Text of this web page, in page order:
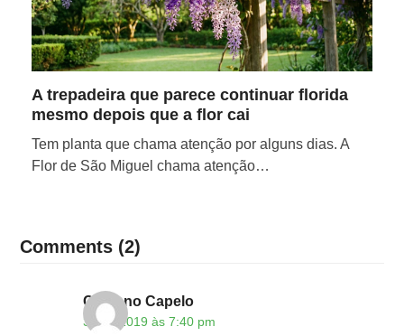
A trepadeira que parece continuar florida
mesmo depois que a flor cai
Tem planta que chama atenção por alguns dias. A
Flor de São Miguel chama atenção…
Comments (2)
Cipriano Capelo
30/06/2019 às 7:40 pm